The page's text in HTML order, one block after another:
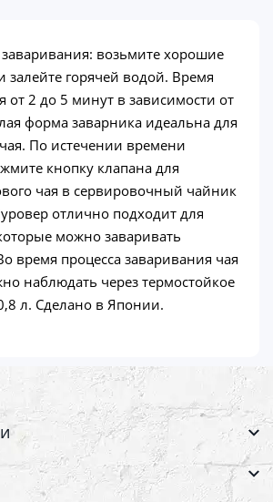
возьмите хорошие
залейте горячей водой. Время
от 2 до 5 минут в зависимости от
форма заварника идеальна для
По истечении времени
кнопку клапана для
чая в сервировочный чайник
отлично подходит для
можно заваривать
время процесса заваривания чая
наблюдать через термостойкое
л. Сделано в Японии.